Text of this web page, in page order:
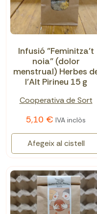
Infusió "Feminitza't
noia" (dolor
menstrual) Herbes
l’Alt Pirineu 15 g
Cooperativa de Sort
5,10 € IVA inclòs
Afegeix al cistell